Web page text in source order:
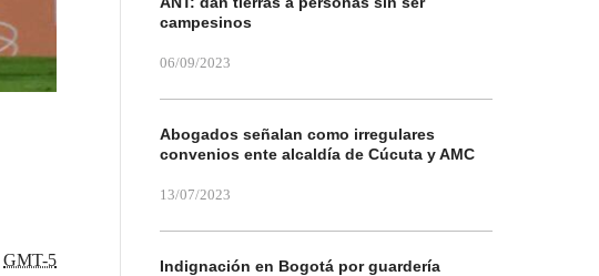
GMT-5
campesinos
06/09/2023
Abogados señalan como irregulares
convenios ente alcaldía de Cúcuta y AMC
13/07/2023
Indignación en Bogotá por guardería